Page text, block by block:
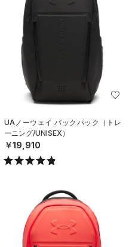
UAノーウェイ バックパック（トレ
ーニング/UNISEX）
￥19,910